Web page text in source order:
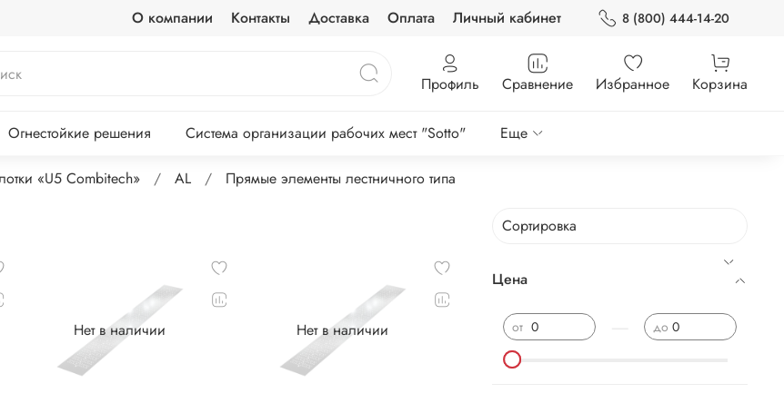
О компании Контакты Доставка Оплата Личный кабинет 8 (800) 444-14-20
Профиль Сравнение Избранное Корзина
Огнестойкие решения Система организации рабочих мест "Sotto" Еще
«U5 Combitech» AL Прямые элементы лестничного типа
Нет в наличии Нет в наличии
Цена
от до